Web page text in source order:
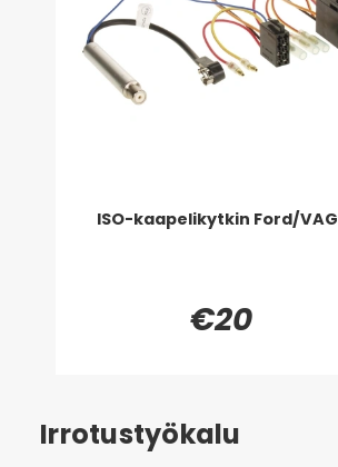
ISO-kaapelikytkin Ford/VAG
€20
Irrotustyökalu